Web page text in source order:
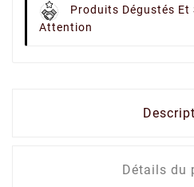
Produits Dégustés Et
Attention
Détails du